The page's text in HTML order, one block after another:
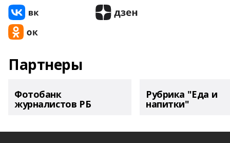
Партнеры
Фотобанк
журналистов РБ
Рубрика "Еда и
напитки"